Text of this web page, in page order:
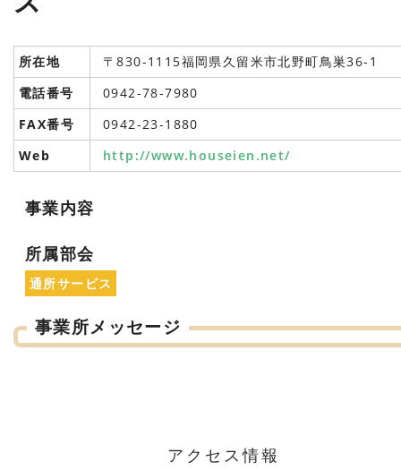
所在地
〒830-1115福岡県久留米市北野町鳥巣36-1
電話番号
0942-78-7980
FAX番号
0942-23-1880
Web
http://www.houseien.net/
事業内容
所属部会
通所サービス
事業所メッセージ
アクセス情報